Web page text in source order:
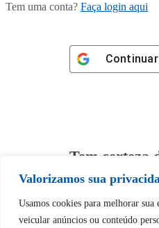
Valorizamos sua
Usamos cookies para melhorar sua
veicular anúncios ou conteúdo
Tem uma conta? Faça login aqui
Tem certeza
desbloquear
Desbloquear